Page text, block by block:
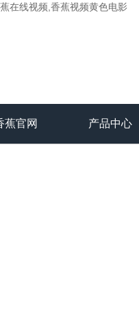
在线视频,香蕉视频黄色电影
蕉官网 产品中心